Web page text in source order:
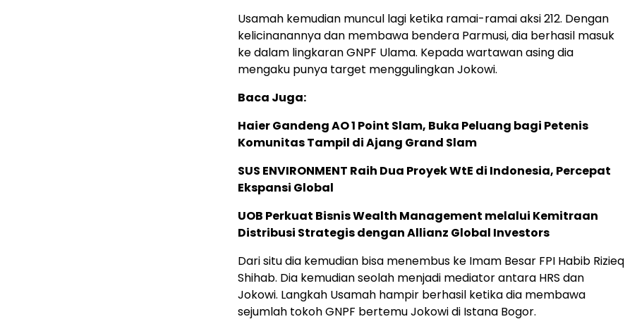
Usamah kemudian muncul lagi ketika ramai-ramai aksi 212. Dengan
kelicinanannya dan membawa bendera Parmusi, dia berhasil masuk
ke dalam lingkaran GNPF Ulama. Kepada wartawan asing dia
mengaku punya target menggulingkan Jokowi.
Baca Juga:
Haier Gandeng AO 1 Point Slam, Buka Peluang bagi Petenis
Komunitas Tampil di Ajang Grand Slam
SUS ENVIRONMENT Raih Dua Proyek WtE di Indonesia, Percepat
Ekspansi Global
UOB Perkuat Bisnis Wealth Management melalui Kemitraan
Distribusi Strategis dengan Allianz Global Investors
Dari situ dia kemudian bisa menembus ke Imam Besar FPI Habib Rizieq
Shihab. Dia kemudian seolah menjadi mediator antara HRS dan
Jokowi. Langkah Usamah hampir berhasil ketika dia membawa
sejumlah tokoh GNPF bertemu Jokowi di Istana Bogor.